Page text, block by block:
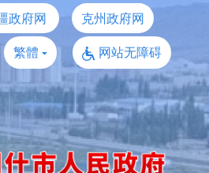
政府网
克州政府网
繁體 网站无障碍